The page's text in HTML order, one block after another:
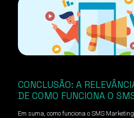
CONCLUSÃO: A
DE COMO FUNCIONA O
Em suma, como funciona o SMS